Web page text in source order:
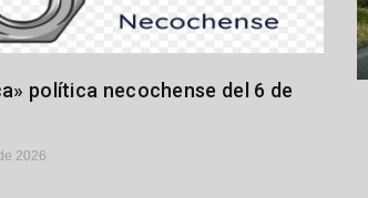
política necochense del 6 de
2026